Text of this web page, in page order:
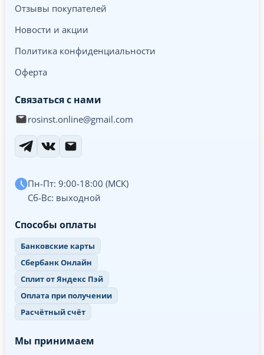
Отзывы покупателей
Новости и акции
Политика конфиденциальности
Оферта
Связаться с нами
rosinst.online@gmail.com
Пн-Пт: 9:00-18:00 (МСК)
Сб-Вс: выходной
Способы оплаты
Банковские карты
Сбербанк Онлайн
Сплит от Яндекс Пэй
Оплата при получении
Расчётный счёт
Мы принимаем